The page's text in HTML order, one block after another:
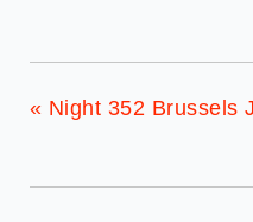
« Night 352 Brussels